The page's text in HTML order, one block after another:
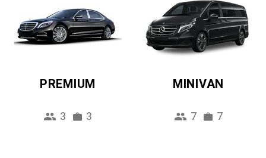
PREMIUM
3 3
MINIVAN
7 7